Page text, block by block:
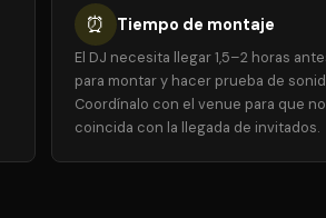
⏰ Tiempo de montaje
El DJ necesita llegar 1,5–2 horas
para montar y hacer prueba de
Coordínalo con el venue para que no
coincida con la llegada de invitados.